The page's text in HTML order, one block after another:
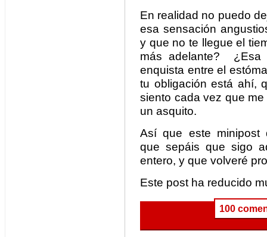
En realidad no puedo
esa sensación
y que no te llegue el
más adelante?
enquista entre el
tu obligación está ahí,
siento cada vez que
un asquito.
Así que este minipost
que sepáis que sigo
entero, y que volveré
Este post ha reducido
100